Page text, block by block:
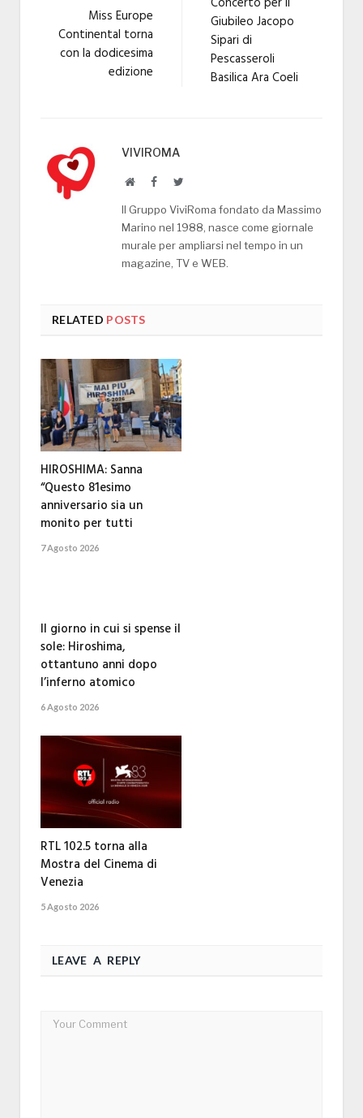
Miss Europe
Continental torna
con la dodicesima
edizione
Giubileo Jacopo
Sipari di
Pescasseroli
Basilica Ara Coeli
VIVIROMA
WebsiteFacebookTwitter
Il Gruppo ViviRoma fondato da Massimo
Marino nel 1988, nasce come giornale
murale per ampliarsi nel tempo in un
magazine, TV e WEB.
RELATED POSTS
HIROSHIMA: Sanna
“Questo 81esimo
anniversario sia un
monito per tutti
7 Agosto 2026
Il giorno in cui si spense il
sole: Hiroshima,
ottantuno anni dopo
l’inferno atomico
6 Agosto 2026
RTL 102.5 torna alla
Mostra del Cinema di
Venezia
5 Agosto 2026
LEAVE A REPLY